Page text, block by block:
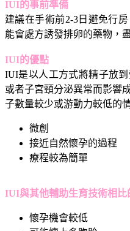
IUI的事前準備
建議在手術前2-3日避免行
能會處方誘發排卵的藥物，
IUI的優點
IUI是以人工方式將精子放
或者子宮頸分泌異常而影響
子數量較少或游動力較低的
微創
接近自然懷孕的過程
療程較為簡單
IUI與其他輔助生育技術相比
懷孕機會較低